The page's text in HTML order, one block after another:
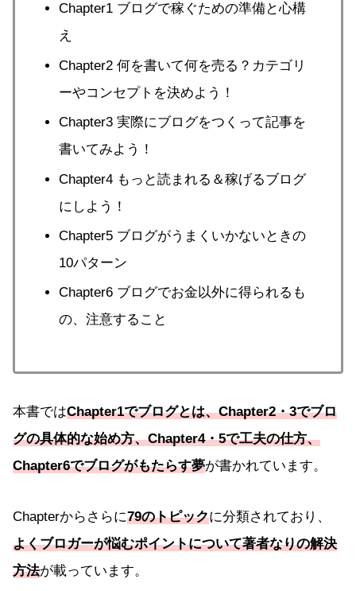
Chapter1 ブログで稼ぐための準備と心構
え
Chapter2 何を書いて何を売る？カテゴリ
ーやコンセプトを決めよう！
Chapter3 実際にブログをつくって記事を
書いてみよう！
Chapter4 もっと読まれる＆稼げるブログ
にしよう！
Chapter5 ブログがうまくいかないときの
10パターン
Chapter6 ブログでお金以外に得られるも
の、注意すること
本書ではChapter1でブログとは、Chapter2・3でブロ
グの具体的な始め方、Chapter4・5で工夫の仕方、
Chapter6でブログがもたらす夢が書かれています。
Chapterからさらに79のトピックに分類されており、
よくブロガーが悩むポイントについて著者なりの解決
方法が載っています。